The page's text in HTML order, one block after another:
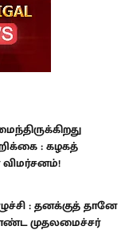
: கழகத்
: தனக்குத் தானே
முதலமைச்சர்